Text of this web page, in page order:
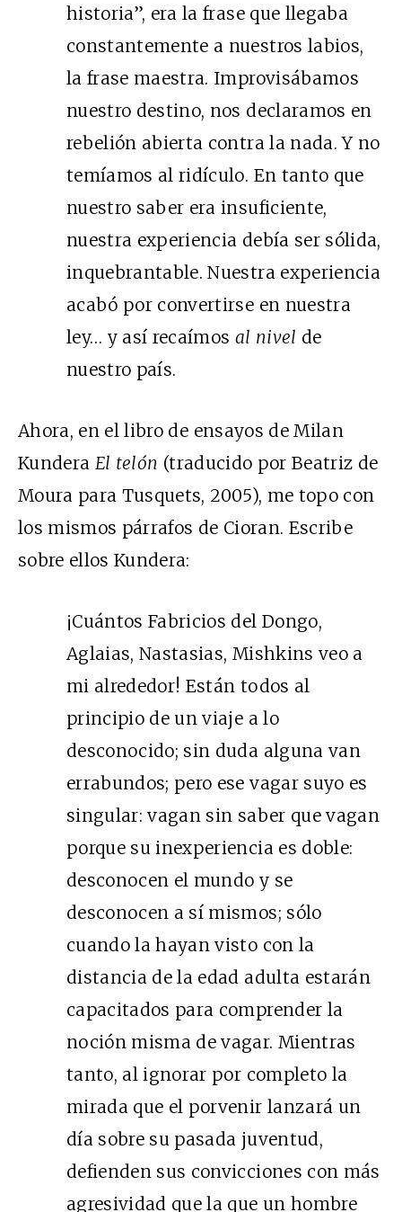
historia”, era la frase que llegaba
constantemente a nuestros labios,
la frase maestra. Improvisábamos
nuestro destino, nos declaramos en
rebelión abierta contra la nada. Y no
temíamos al ridículo. En tanto que
nuestro saber era insuficiente,
nuestra experiencia debía ser sólida,
inquebrantable. Nuestra experiencia
acabó por convertirse en nuestra
ley… y así recaímos al nivel de
nuestro país.
Ahora, en el libro de ensayos de Milan
Kundera El telón (traducido por Beatriz de
Moura para Tusquets, 2005), me topo con
los mismos párrafos de Cioran. Escribe
sobre ellos Kundera:
¡Cuántos Fabricios del Dongo,
Aglaias, Nastasias, Mishkins veo a
mi alrededor! Están todos al
principio de un viaje a lo
desconocido; sin duda alguna van
errabundos; pero ese vagar suyo es
singular: vagan sin saber que vagan
porque su inexperiencia es doble:
desconocen el mundo y se
desconocen a sí mismos; sólo
cuando la hayan visto con la
distancia de la edad adulta estarán
capacitados para comprender la
noción misma de vagar. Mientras
tanto, al ignorar por completo la
mirada que el porvenir lanzará un
día sobre su pasada juventud,
defienden sus convicciones con más
agresividad que la que un hombre